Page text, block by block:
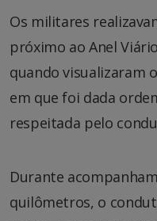
Os militares
próximo ao Anel
quando visualizaram
em que foi dada
respeitada pelo
Durante
quilômetros, o